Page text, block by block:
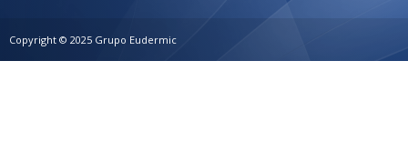
Copyright © 2025 Grupo Eudermic